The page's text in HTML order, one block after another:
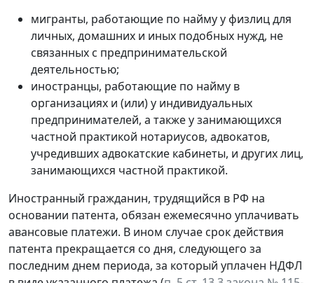
мигранты, работающие по найму у физлиц для
личных, домашних и иных подобных нужд, не
связанных с предпринимательской
деятельностью;
иностранцы, работающие по найму в
организациях и (или) у индивидуальных
предпринимателей, а также у занимающихся
частной практикой нотариусов, адвокатов,
учредивших адвокатские кабинеты, и других лиц,
занимающихся частной практикой.
Иностранный гражданин, трудящийся в РФ на
основании патента, обязан ежемесячно уплачивать
авансовые платежи. В ином случае срок действия
патента прекращается со дня, следующего за
последним днем периода, за который уплачен НДФЛ